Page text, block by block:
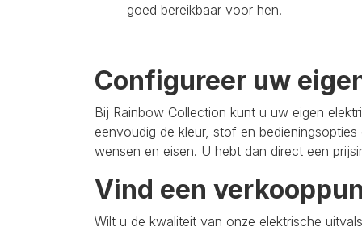
goed bereikbaar voor hen.
Configureer uw
Bij Rainbow Collection kunt u uw eigen
eenvoudig de kleur, stof en
wensen en eisen. U hebt dan direct een
Vind een
Wilt u de kwaliteit van onze elektrische